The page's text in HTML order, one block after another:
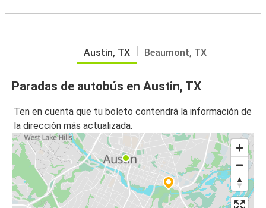
Austin, TX Beaumont, TX
Paradas de autobús en Austin, TX
Ten en cuenta que tu boleto contendrá la información de
la dirección más actualizada.